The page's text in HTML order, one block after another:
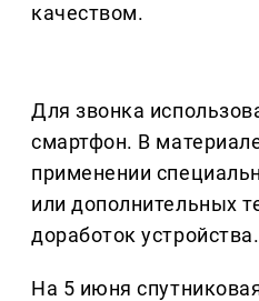
качеством.
Для звонка
смартфон. В
применении
или дополнительных
доработок устройства.
На 5 июня